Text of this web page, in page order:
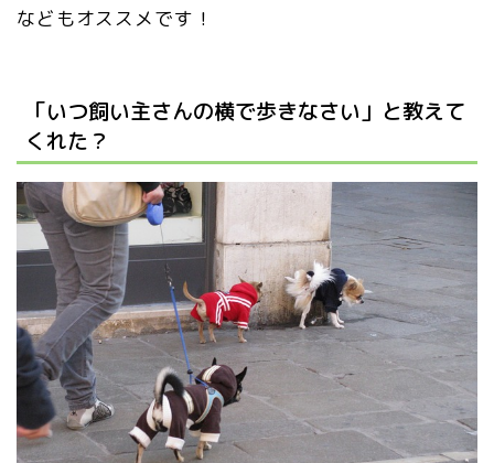
などもオススメです！
「いつ飼い主さんの横で歩きなさい」と教えて
くれた？